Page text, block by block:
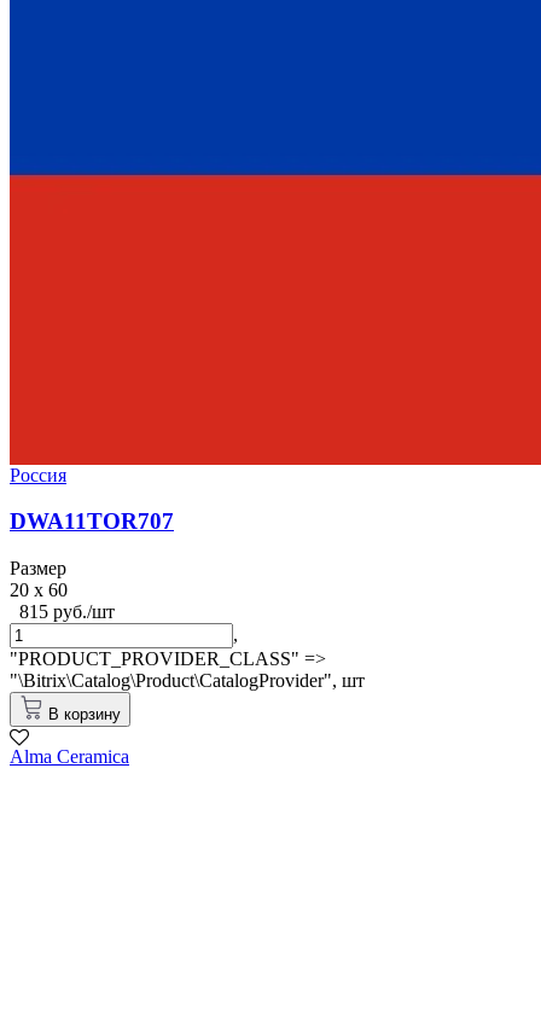
Россия
DWA11TOR707
Размер
20 x 60
815 руб./шт
,
"PRODUCT_PROVIDER_CLASS" =>
"\Bitrix\Catalog\Product\CatalogProvider", шт
В корзину
Alma Ceramica